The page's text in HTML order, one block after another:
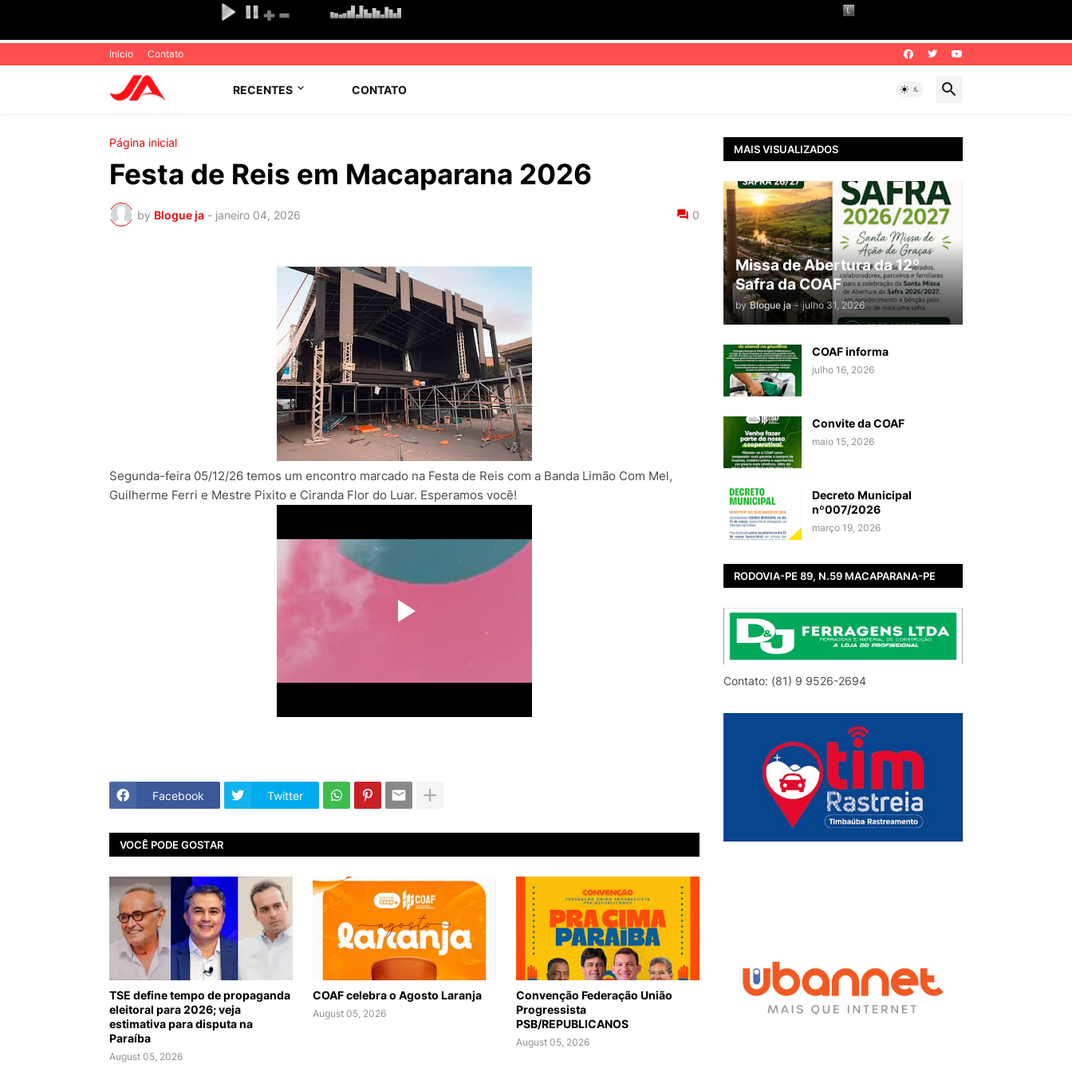
Inicio Contato
RECENTES CONTATO
Página inicial
Festa de Reis em Macaparana 2026
by Blogue ja - janeiro 04, 2026 0
Segunda-feira 05/12/26 temos um encontro marcado na Festa de Reis com a Banda Limão Com Mel,
Guilherme Ferri e Mestre Pixito e Ciranda Flor do Luar. Esperamos você!
Facebook Twitter
VOCÊ PODE GOSTAR
TSE define tempo de propaganda
eleitoral para 2026; veja
estimativa para disputa na
Paraíba
August 05, 2026
COAF celebra o Agosto Laranja
August 05, 2026
Convenção Federação União
Progressista
PSB/REPUBLICANOS
August 05, 2026
MAIS VISUALIZADOS
Missa de Abertura da 12º
Safra da COAF
by Blogue ja - julho 31, 2026
COAF informa
julho 16, 2026
Convite da COAF
maio 15, 2026
Decreto Municipal
nº007/2026
março 19, 2026
RODOVIA-PE 89, N.59 MACAPARANA-PE
Contato: (81) 9 9526-2694